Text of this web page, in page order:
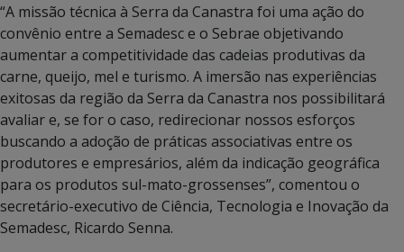
“A missão técnica à Serra da Canastra foi uma ação do
convênio entre a Semadesc e o Sebrae objetivando
aumentar a competitividade das cadeias produtivas da
carne, queijo, mel e turismo. A imersão nas experiências
exitosas da região da Serra da Canastra nos possibilitará
avaliar e, se for o caso, redirecionar nossos esforços
buscando a adoção de práticas associativas entre os
produtores e empresários, além da indicação geográfica
para os produtos sul-mato-grossenses”, comentou o
secretário-executivo de Ciência, Tecnologia e Inovação da
Semadesc, Ricardo Senna.